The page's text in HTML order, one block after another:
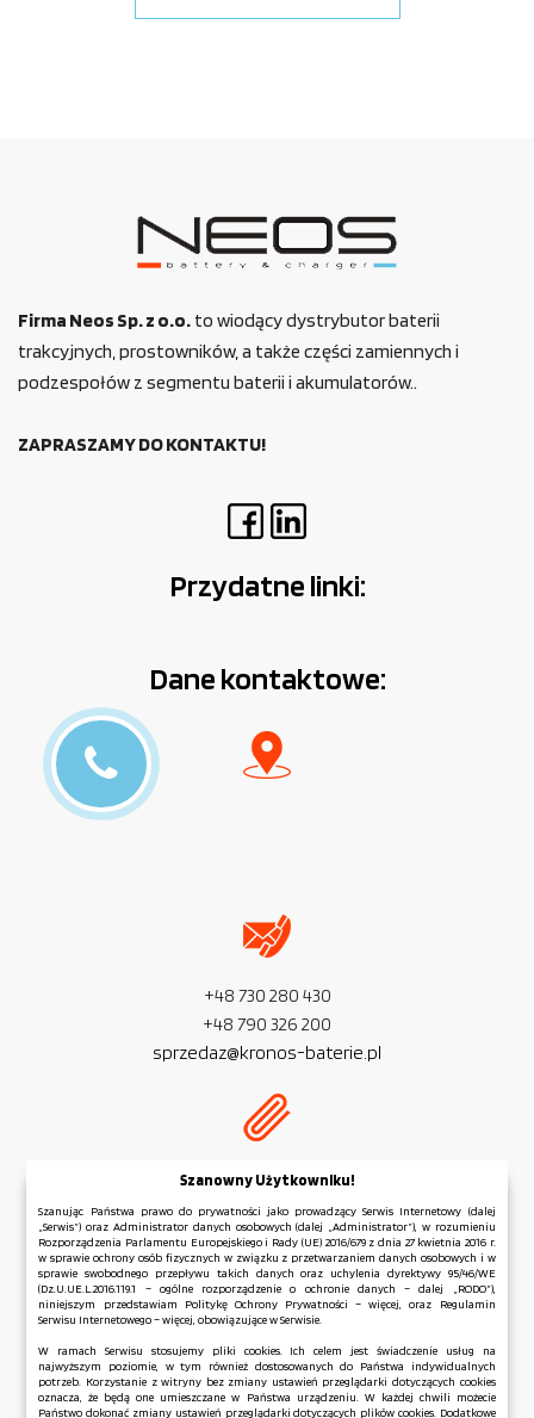
Firma Neos Sp. z o.o. to wiodący dystrybutor baterii
trakcyjnych, prostowników, a także części zamiennych i
podzespołów z segmentu baterii i akumulatorów..
ZAPRASZAMY DO KONTAKTU!
Przydatne linki:
Dane kontaktowe:
+48 730 280 430
+48 790 326 200
sprzedaz@kronos-baterie.pl
NIP:PL 954 279 77 32
REGON:381 583 006
Regulamin serwisu
Polityka Ochrony Prywatności
Polityka Plików Cookies
Mapa strony
Szanowny Użytkowniku!
Szanując Państwa prawo do prywatności jako prowadzący Serwis Internetowy (dalej
„Serwis”) oraz Administrator danych osobowych (dalej „Administrator”), w rozumieniu
Rozporządzenia Parlamentu Europejskiego i Rady (UE) 2016/679 z dnia 27 kwietnia 2016 r.
w sprawie ochrony osób fizycznych w związku z przetwarzaniem danych osobowych i w
sprawie swobodnego przepływu takich danych oraz uchylenia dyrektywy 95/46/WE
(Dz.U.UE.L.2016.119.1 – ogólne rozporządzenie o ochronie danych – dalej „RODO”),
niniejszym przedstawiam Politykę Ochrony Prywatności – więcej, oraz Regulamin
Serwisu Internetowego – więcej, obowiązujące w Serwisie.
W ramach Serwisu stosujemy pliki cookies. Ich celem jest świadczenie usług na
najwyższym poziomie, w tym również dostosowanych do Państwa indywidualnych
potrzeb. Korzystanie z witryny bez zmiany ustawień przeglądarki dotyczących cookies
oznacza, że będą one umieszczane w Państwa urządzeniu. W każdej chwili możecie
Państwo dokonać zmiany ustawień przeglądarki dotyczących plików cookies. Dodatkowe